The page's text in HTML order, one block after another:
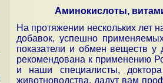
Аминокислоты,
На протяжении нескольких лет
добавок, успешно
показатели и обмен веществ
рекомендована к применению
и наши специалисты,
животноводства, дадут вам